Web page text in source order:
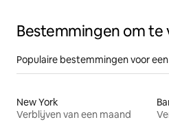
Bestemmingen om te
Populaire bestemmingen voor
New York
Verblijven van een maand